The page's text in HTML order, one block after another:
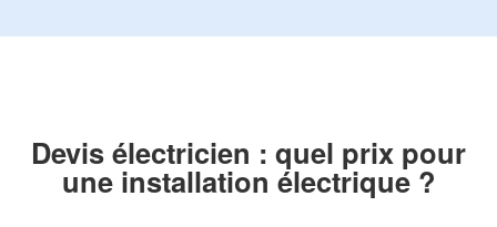
Devis électricien : quel prix pour
une installation électrique ?